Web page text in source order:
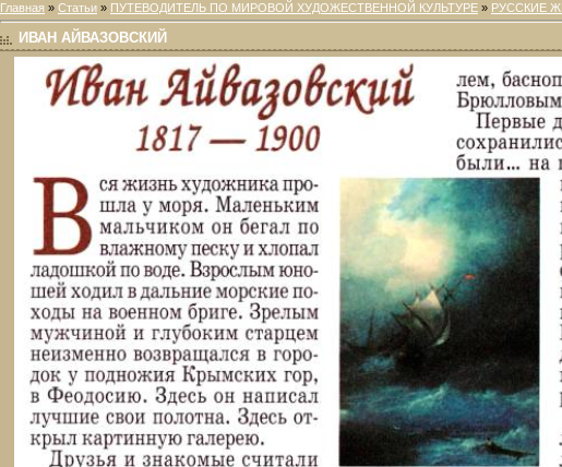
Главная » Статьи » ПУТЕВОДИТЕЛЬ ПО МИРОВОЙ ХУДОЖЕСТВЕННОЙ КУЛЬТУРЕ » РУССКИЕ
ИВАН АЙВАЗОВСКИЙ